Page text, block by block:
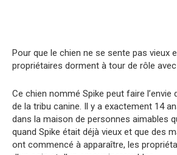
Pour que le chien ne se sente pas vieux
propriétaires dorment à tour de rôle
Ce chien nommé Spike peut faire
de la tribu canine. Il y a exactement 14
dans la maison de personnes aimables
quand Spike était déjà vieux et que des
ont commencé à apparaître, les